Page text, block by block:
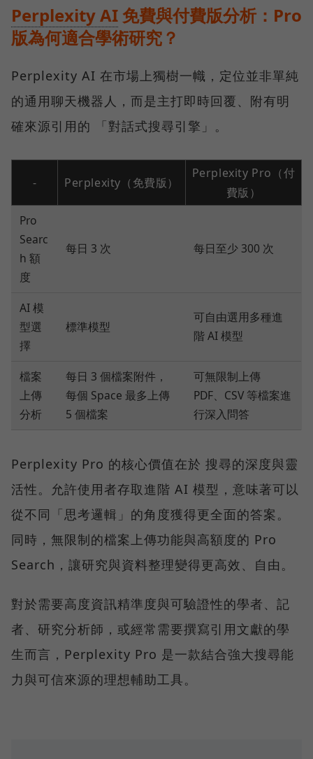
Perplexity AI 免費與付費版分析：Pro
版為何適合學術研究？
Perplexity AI 在市場上獨樹一幟，定位並非單純
的通用聊天機器人，而是主打即時回覆、附有明
確來源引用的 「對話式搜尋引擎」。
- Perplexity（免費版）
Perplexity Pro（付
費版）
Pro
Searc
h 額
度
每日 3 次 每日至少 300 次
AI 模
型選
擇
標準模型
可自由選用多種進
階 AI 模型
檔案
上傳
分析
每日 3 個檔案附件，
每個 Space 最多上傳
5 個檔案
可無限制上傳
PDF、CSV 等檔案進
行深入問答
Perplexity Pro 的核心價值在於 搜尋的深度與靈
活性。允許使用者存取進階 AI 模型，意味著可以
從不同「思考邏輯」的角度獲得更全面的答案。
同時，無限制的檔案上傳功能與高額度的 Pro
Search，讓研究與資料整理變得更高效、自由。
對於需要高度資訊精準度與可驗證性的學者、記
者、研究分析師，或經常需要撰寫引用文獻的學
生而言，Perplexity Pro 是一款結合強大搜尋能
力與可信來源的理想輔助工具。